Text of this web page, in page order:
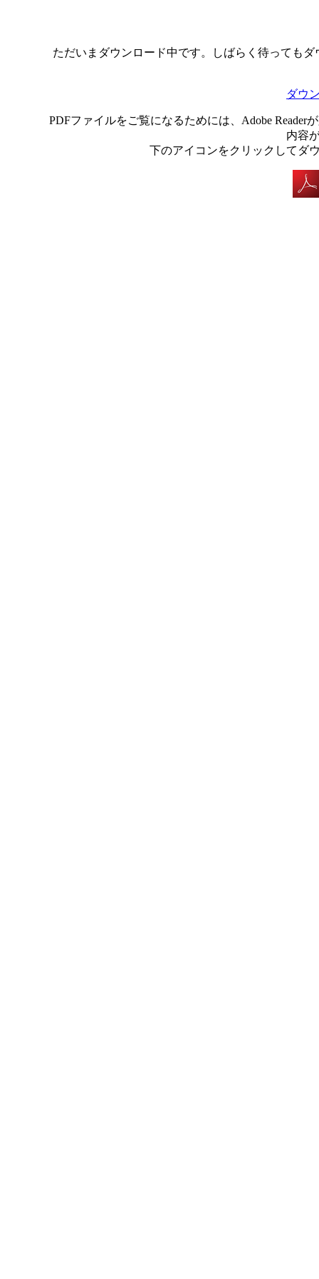
ただいまダウンロード中です。しばらく待っても
ダウ
PDFファイルをご覧になるためには、Adobe
内容
下のアイコンをクリックしてダ